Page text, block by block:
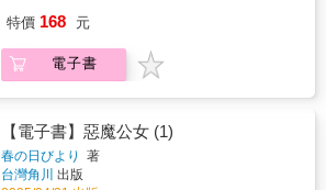
到家鄉，暫居在高中閨密介紹的住處中。然而
入住後，總是會聽見奇怪的女人哭喊著：
「救……救我……」在這樣詭異的住處裡身心
女孩救起，並從警官口中得知當年他也經手過
與李芷怡母女相似的懸案？一場不知何時能結
束的夢魘，一樁未得平反的血債，這次「祂」
特價 168 元
電子書
【電子書】惡魔公女 (1)
春の日びより
著
台灣角川 出版